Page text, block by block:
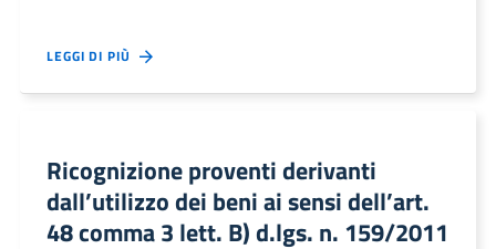
LEGGI DI PIÙ
Ricognizione proventi derivanti
dall’utilizzo dei beni ai sensi dell’art.
48 comma 3 lett. B) d.lgs. n. 159/2011